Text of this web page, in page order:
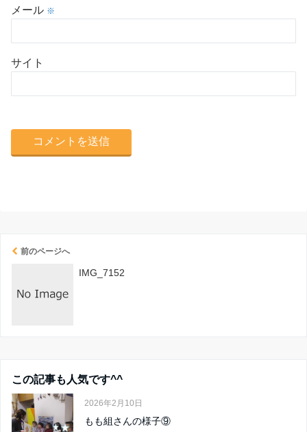
メール ※
サイト
前のページへ
IMG_7152
この記事も人気です^^
2026年2月10日
もも組さんの様子⑨